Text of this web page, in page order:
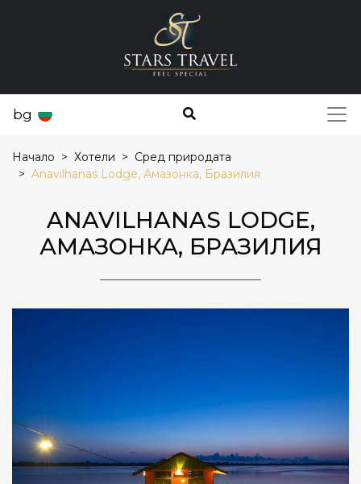
bg
Начало Хотели
Сред природата
Anavilhanas Lodge, Амазонка, Бразилия
ANAVILHANAS LODGE,
АМАЗОНКА, БРАЗИЛИЯ